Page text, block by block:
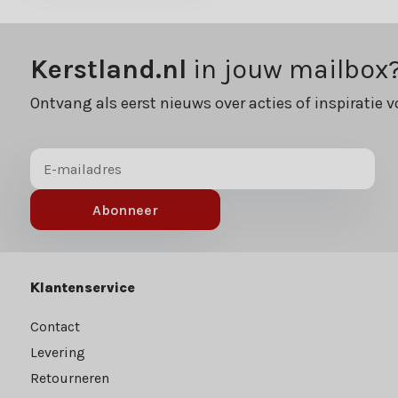
Kerstland.nl in jouw
Ontvang als eerst nieuws over acties of inspiratie
Abonneer
Klantenservice
Contact
Levering
Retourneren